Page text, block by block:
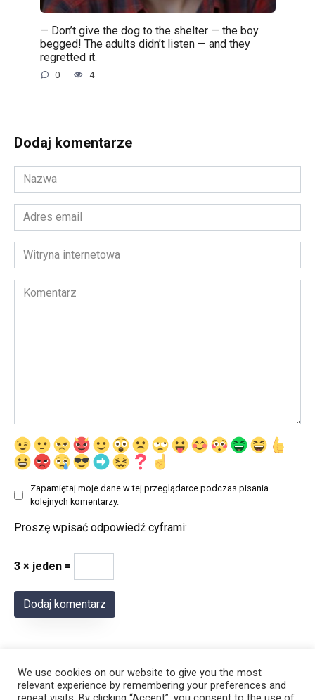
— Don’t give the dog to the shelter — the boy
begged! The adults didn’t listen — and they
regretted it.
0 4
Dodaj komentarze
Nazwa
*
Adres
email
*Witryna
internetowa
Komentarz
Zapamiętaj moje dane w tej przeglądarce podczas pisania
kolejnych komentarzy.
Proszę wpisać odpowiedź cyframi:
3 × jeden =
We use cookies on our website to give you the most
relevant experience by remembering your preferences and